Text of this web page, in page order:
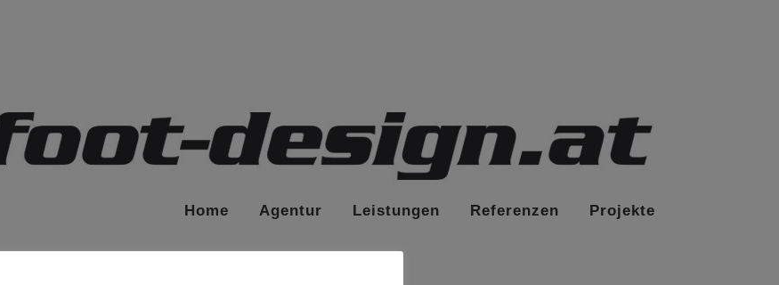
Home Agentur Leistungen Referenzen Projekte